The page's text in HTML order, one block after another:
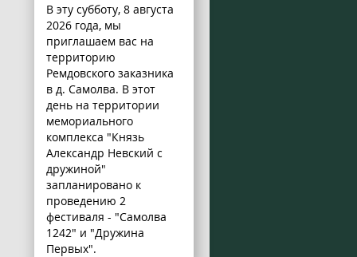
В эту субботу, 8 августа
2026 года, мы
приглашаем вас на
территорию
Ремдовского заказника
в д. Самолва. В этот
день на территории
мемориального
комплекса "Князь
Александр Невский с
дружиной"
запланировано к
проведению 2
фестиваля - "Самолва
1242" и "Дружина
Первых".